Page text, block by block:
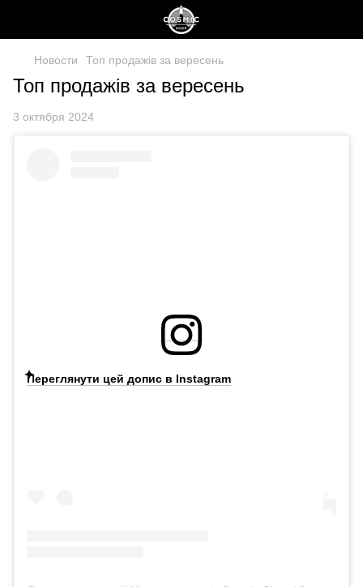
Новости Топ продажів за вересень
Топ продажів за вересень
3 октября 2024
Переглянути цей допис в Instagram